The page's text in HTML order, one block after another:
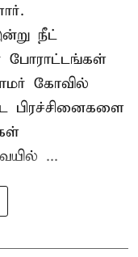
நீட்
போராட்டங்கள்
கோவில்
பிரச்சினைகளை
...